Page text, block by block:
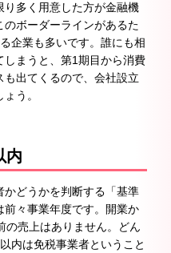
り多く用意した方が金融機
ボーダーラインがあるた
企業も多いです。誰にも相
まうと、第1期目から消費
出てくるので、会社設立
う。
内
どうかを判断する「基準
々事業年度です。開業か
の売上はありません。どん
内は免税事業者ということ